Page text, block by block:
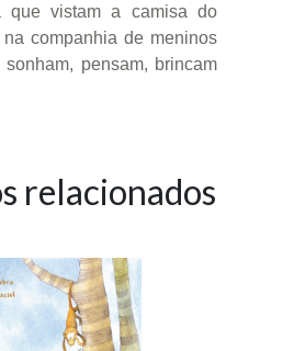
que vistam a camisa do
companhia de meninos
pensam, brincam
relacionados